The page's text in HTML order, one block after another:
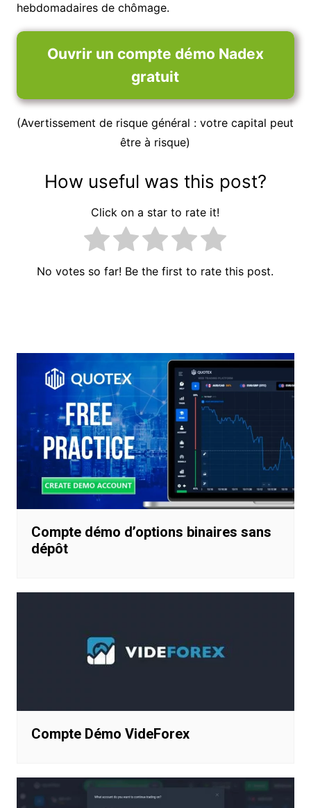
hebdomadaires de chômage.
Ouvrir un compte démo Nadex
gratuit
(Avertissement de risque général : votre capital peut
être à risque)
How useful was this post?
Click on a star to rate it!
No votes so far! Be the first to rate this post.
l’article
Compte démo d’options binaires sans
dépôt
Compte Démo VideForex